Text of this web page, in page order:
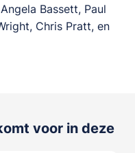
Bassett, Paul
Chris Pratt, en
voor in deze